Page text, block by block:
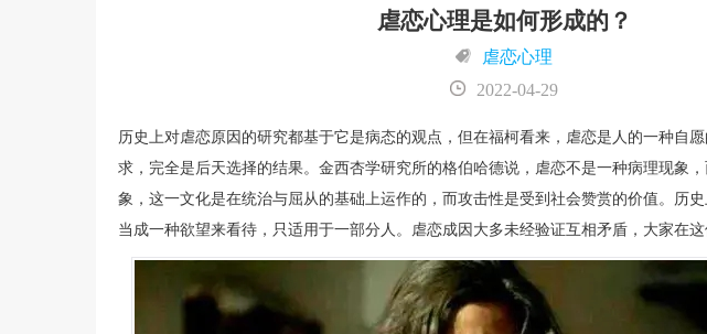
虐恋心理是如何形成的？
虐恋心理
2022-04-29
历史上对虐恋原因的研究都基于它是病态的观点，但在福柯看来，虐恋是人的一种自
求，完全是后天选择的结果。金西杏学研究所的格伯哈德说，虐恋不是一种病理现象
象，这一文化是在统治与屈从的基础上运作的，而攻击性是受到社会赞赏的价值。历
当成一种欲望来看待，只适用于一部分人。虐恋成因大多未经验证互相矛盾，大家在这